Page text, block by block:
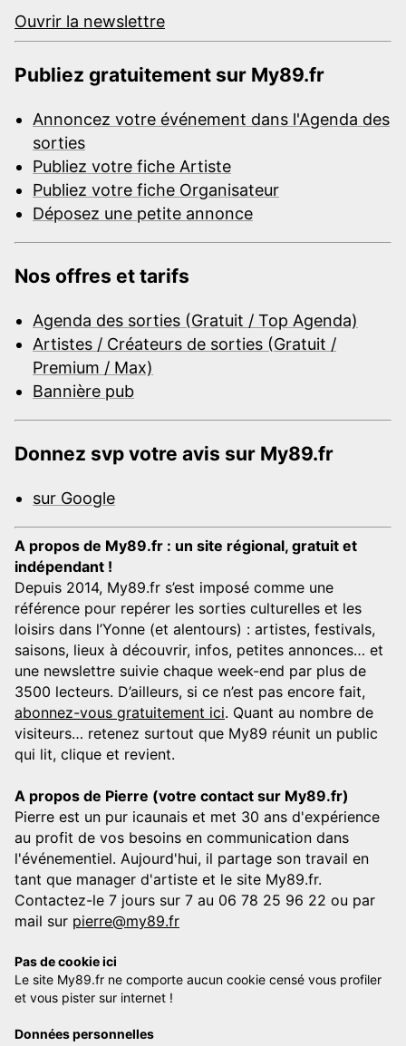
Ouvrir la newslettre
Publiez gratuitement sur My89.fr
Annoncez votre événement dans l'Agenda des
sorties
Publiez votre fiche Artiste
Publiez votre fiche Organisateur
Déposez une petite annonce
Nos offres et tarifs
Agenda des sorties (Gratuit / Top Agenda)
Artistes / Créateurs de sorties (Gratuit /
Premium / Max)
Bannière pub
Donnez svp votre avis sur My89.fr
sur Google
A propos de My89.fr : un site régional, gratuit et
indépendant !
Depuis 2014, My89.fr s’est imposé comme une
référence pour repérer les sorties culturelles et les
loisirs dans l’Yonne (et alentours) : artistes, festivals,
saisons, lieux à découvrir, infos, petites annonces… et
une newslettre suivie chaque week-end par plus de
3500 lecteurs. D’ailleurs, si ce n’est pas encore fait,
abonnez-vous gratuitement ici. Quant au nombre de
visiteurs… retenez surtout que My89 réunit un public
qui lit, clique et revient.
A propos de Pierre (votre contact sur My89.fr)
Pierre est un pur icaunais et met 30 ans d'expérience
au profit de vos besoins en communication dans
l'événementiel. Aujourd'hui, il partage son travail en
tant que manager d'artiste et le site My89.fr.
Contactez-le 7 jours sur 7 au 06 78 25 96 22 ou par
mail sur pierre@my89.fr
Pas de cookie ici
Le site My89.fr ne comporte aucun cookie censé vous profiler
et vous pister sur internet !
Données personnelles